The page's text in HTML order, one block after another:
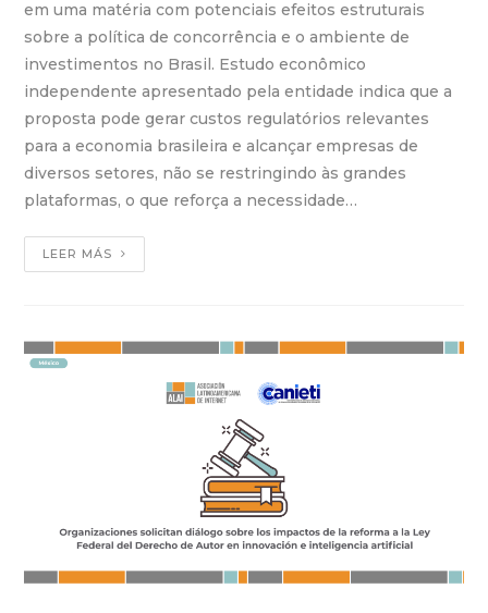
em uma matéria com potenciais efeitos estruturais
sobre a política de concorrência e o ambiente de
investimentos no Brasil. Estudo econômico
independente apresentado pela entidade indica que a
proposta pode gerar custos regulatórios relevantes
para a economia brasileira e alcançar empresas de
diversos setores, não se restringindo às grandes
plataformas, o que reforça a necessidade…
LEER MÁS